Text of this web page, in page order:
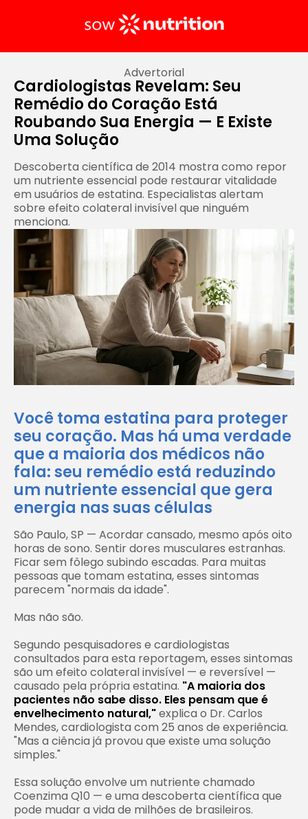
Advertorial
Cardiologistas Revelam: Seu
Remédio do Coração Está
Roubando Sua Energia — E Existe
Uma Solução
Descoberta científica de 2014 mostra como repor
um nutriente essencial pode restaurar vitalidade
em usuários de estatina. Especialistas alertam
sobre efeito colateral invisível que ninguém
menciona.
Você toma estatina para proteger
seu coração. Mas há uma verdade
que a maioria dos médicos não
fala: seu remédio está reduzindo
um nutriente essencial que gera
energia nas suas células
São Paulo, SP — Acordar cansado, mesmo após oito
horas de sono. Sentir dores musculares estranhas.
Ficar sem fôlego subindo escadas. Para muitas
pessoas que tomam estatina, esses sintomas
parecem "normais da idade".
Mas não são.
Segundo pesquisadores e cardiologistas
consultados para esta reportagem, esses sintomas
são um efeito colateral invisível — e reversível —
causado pela própria estatina. "A maioria dos
pacientes não sabe disso. Eles pensam que é
envelhecimento natural,"explica o Dr. Carlos
Mendes, cardiologista com 25 anos de experiência.
"Mas a ciência já provou que existe uma solução
simples."
Essa solução envolve um nutriente chamado
Coenzima Q10 — e uma descoberta científica que
pode mudar a vida de milhões de brasileiros.